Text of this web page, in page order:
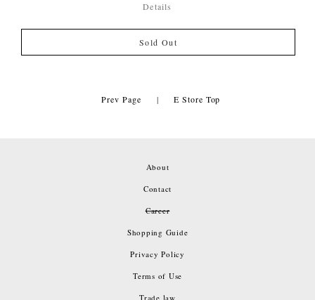
Details
Sold Out
Prev Page | E Store Top
About
Contact
Career
Shopping Guide
Privacy Policy
Terms of Use
Trade law